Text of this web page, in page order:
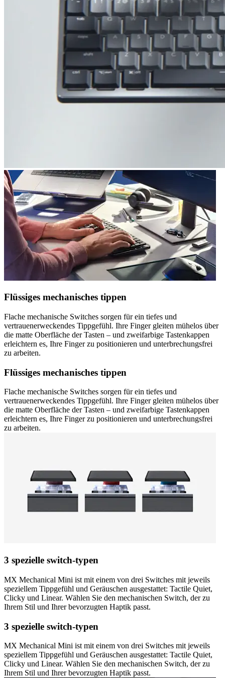
Flüssiges mechanisches tippen
Flache mechanische Switches sorgen für ein tiefes und
vertrauenerweckendes Tippgefühl. Ihre Finger gleiten mühelos über
die matte Oberfläche der Tasten – und zweifarbige Tastenkappen
erleichtern es, Ihre Finger zu positionieren und unterbrechungsfrei
zu arbeiten.
Flüssiges mechanisches tippen
Flache mechanische Switches sorgen für ein tiefes und
vertrauenerweckendes Tippgefühl. Ihre Finger gleiten mühelos über
die matte Oberfläche der Tasten – und zweifarbige Tastenkappen
erleichtern es, Ihre Finger zu positionieren und unterbrechungsfrei
zu arbeiten.
3 spezielle switch-typen
MX Mechanical Mini ist mit einem von drei Switches mit jeweils
speziellem Tippgefühl und Geräuschen ausgestattet: Tactile Quiet,
Clicky und Linear. Wählen Sie den mechanischen Switch, der zu
Ihrem Stil und Ihrer bevorzugten Haptik passt.
3 spezielle switch-typen
MX Mechanical Mini ist mit einem von drei Switches mit jeweils
speziellem Tippgefühl und Geräuschen ausgestattet: Tactile Quiet,
Clicky und Linear. Wählen Sie den mechanischen Switch, der zu
Ihrem Stil und Ihrer bevorzugten Haptik passt.